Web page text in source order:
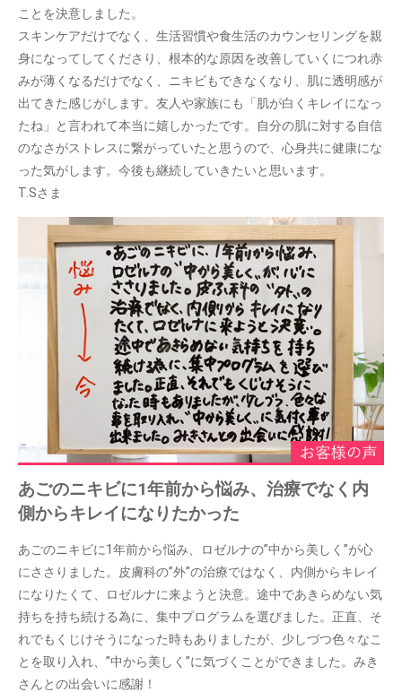
ことを決意しました。
スキンケアだけでなく、生活習慣や食生活のカウンセリングを親
身になってしてくださり、根本的な原因を改善していくにつれ赤
みが薄くなるだけでなく、ニキビもできなくなり、肌に透明感が
出てきた感じがします。友人や家族にも「肌が白くキレイになっ
たね」と言われて本当に嬉しかったです。自分の肌に対する自信
のなさがストレスに繋がっていたと思うので、心身共に健康にな
った気がします。今後も継続していきたいと思います。
T.Sさま
あごのニキビに1年前から悩み、治療でなく内
側からキレイになりたかった
あごのニキビに1年前から悩み、ロゼルナの”中から美しく”が心
にささりました。皮膚科の”外”の治療ではなく、内側からキレイ
になりたくて、ロゼルナに来ようと決意。途中であきらめない気
持ちを持ち続ける為に、集中プログラムを選びました。正直、そ
れでもくじけそうになった時もありましたが、少しづつ色々なこ
とを取り入れ、”中から美しく”に気づくことができました。みき
さんとの出会いに感謝！